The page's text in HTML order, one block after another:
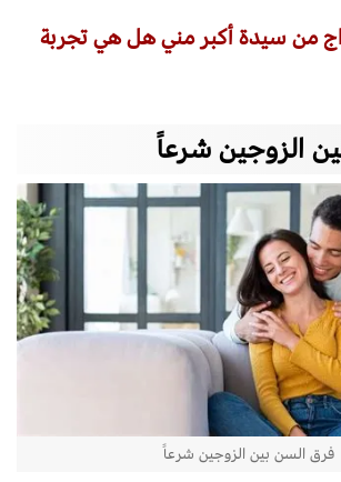
من سيدة أكبر مني هل هي تجربة
الزوجين شرعاً
فرق السن بين الزوجين شرعاً